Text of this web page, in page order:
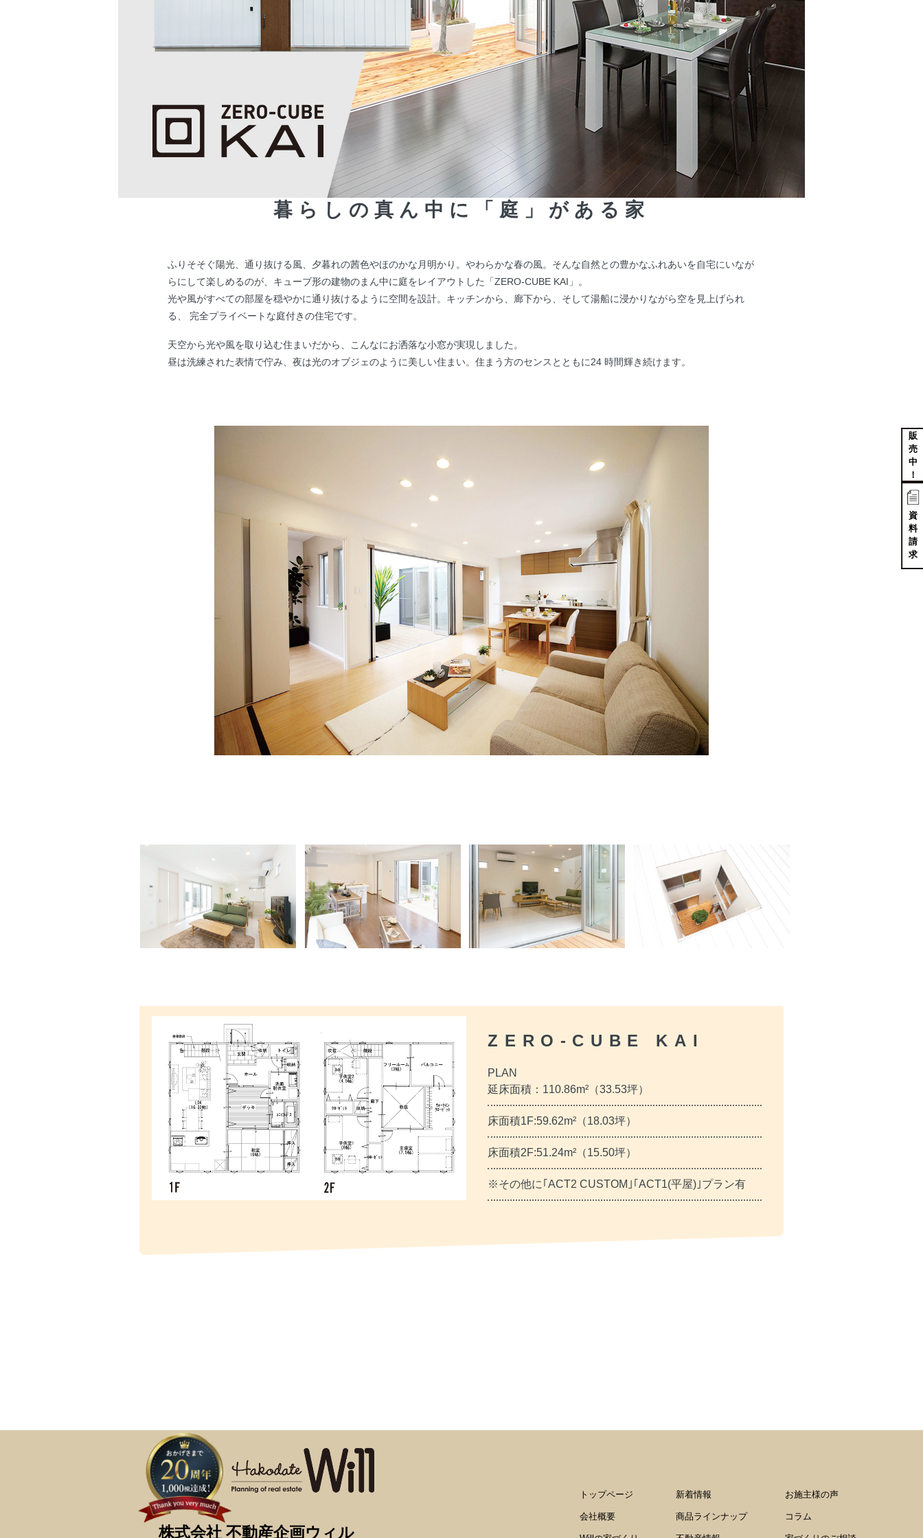
暮らしの真ん中に「庭」がある家
ふりそそぐ陽光、通り抜ける風、夕暮れの茜色やほのかな月明かり。やわらかな春の風。そんな自然との豊かなふれあいを自宅にいなが
らにして楽しめるのが、キューブ形の建物のまん中に庭をレイアウトした「ZERO-CUBE KAI」。
光や風がすべての部屋を穏やかに通り抜けるように空間を設計。キッチンから、廊下から、そして湯船に浸かりながら空を見上げられ
る、 完全プライベートな庭付きの住宅です。
天空から光や風を取り込む住まいだから、こんなにお洒落な小窓が実現しました。
昼は洗練された表情で佇み、夜は光のオブジェのように美しい住まい。住まう方のセンスとともに24 時間輝き続けます。
ZERO-CUBE KAI
PLAN
延床面積：110.86m²（33.53坪）
床面積1F:59.62m²（18.03坪）
床面積2F:51.24m²（15.50坪）
※その他に｢ACT2 CUSTOM｣｢ACT1(平屋)｣プラン有
株式会社 不動産企画ウィル
トップページ
会社概要
新着情報
商品ラインナップ
お施主様の声
コラム
販
売
中
！
資
料
請
求